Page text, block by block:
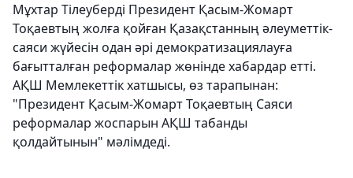
Мұхтар Тілеуберді Президент Қасым-Жомарт
Тоқаевтың жолға қойған Қазақстанның әлеуметтік-
саяси жүйесін одан әрі демократизациялауға
бағытталған реформалар жөнінде хабардар етті.
АҚШ Мемлекеттік хатшысы, өз тарапынан:
"Президент Қасым-Жомарт Тоқаевтың Саяси
реформалар жоспарын АҚШ табанды
қолдайтынын" мәлімдеді.